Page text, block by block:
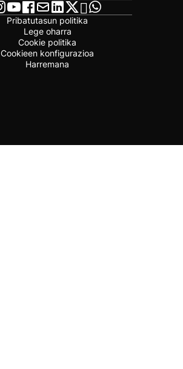
Pribatutasun politika
Lege oharra
Cookie politika
Cookieen konfigurazioa
Harremana